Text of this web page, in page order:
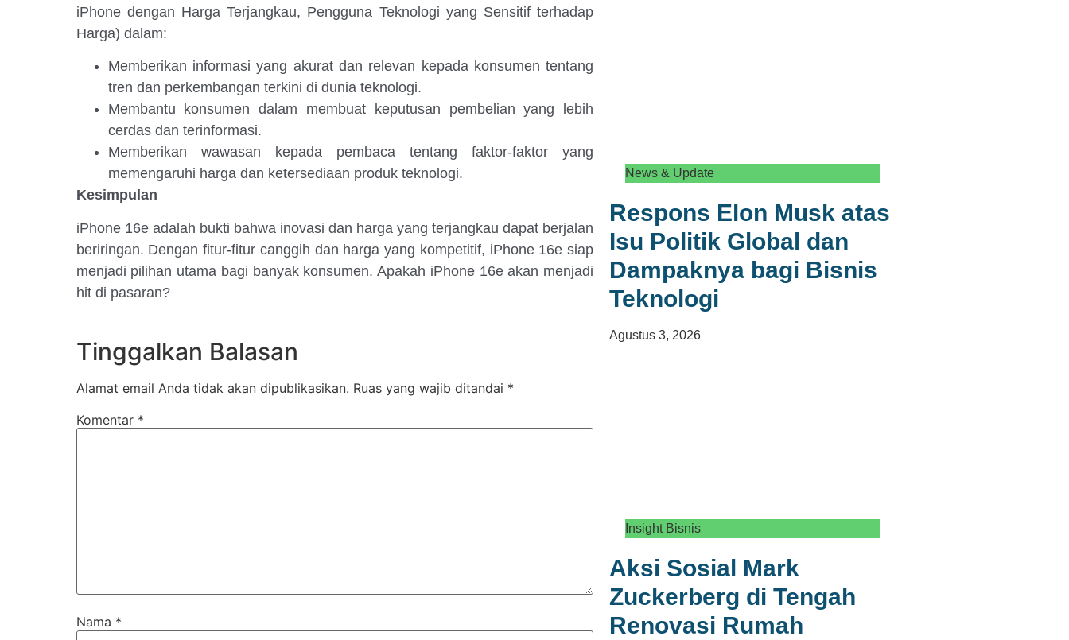
iPhone dengan Harga Terjangkau, Pengguna Teknologi yang Sensitif terhadap
Harga) dalam:
Memberikan informasi yang akurat dan relevan kepada konsumen tentang
tren dan perkembangan terkini di dunia teknologi.
Membantu konsumen dalam membuat keputusan pembelian yang lebih
cerdas dan terinformasi.
Memberikan wawasan kepada pembaca tentang faktor-faktor yang
memengaruhi harga dan ketersediaan produk teknologi.
Kesimpulan
iPhone 16e adalah bukti bahwa inovasi dan harga yang terjangkau dapat berjalan
beriringan. Dengan fitur-fitur canggih dan harga yang kompetitif, iPhone 16e siap
menjadi pilihan utama bagi banyak konsumen. Apakah iPhone 16e akan menjadi
hit di pasaran?
Tinggalkan Balasan
Alamat email Anda tidak akan dipublikasikan. Ruas yang wajib ditandai *
Komentar *
Nama *
News & Update
Respons Elon Musk atas
Isu Politik Global dan
Dampaknya bagi Bisnis
Teknologi
Agustus 3, 2026
Insight Bisnis
Aksi Sosial Mark
Zuckerberg di Tengah
Renovasi Rumah